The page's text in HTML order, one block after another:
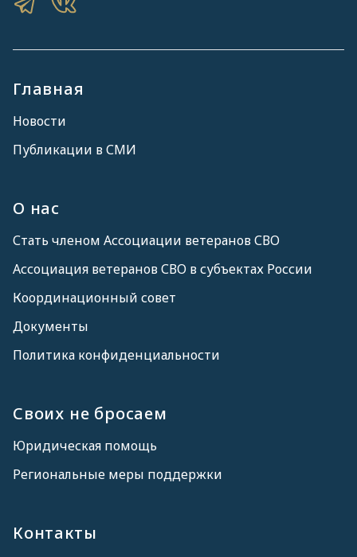
Главная
Новости
Публикации в СМИ
О нас
Стать членом Ассоциации ветеранов СВО
Ассоциация ветеранов СВО в субъектах России
Координационный совет
Документы
Политика конфиденциальности
Своих не бросаем
Юридическая помощь
Региональные меры поддержки
Контакты